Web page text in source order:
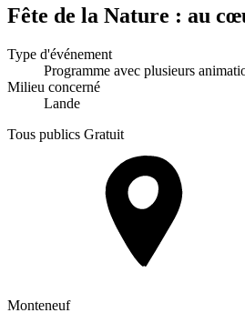
Fête de la Nature : au
Type d'événement
Programme avec plusieurs
Milieu concerné
Lande
Tous publics Gratuit
Monteneuf